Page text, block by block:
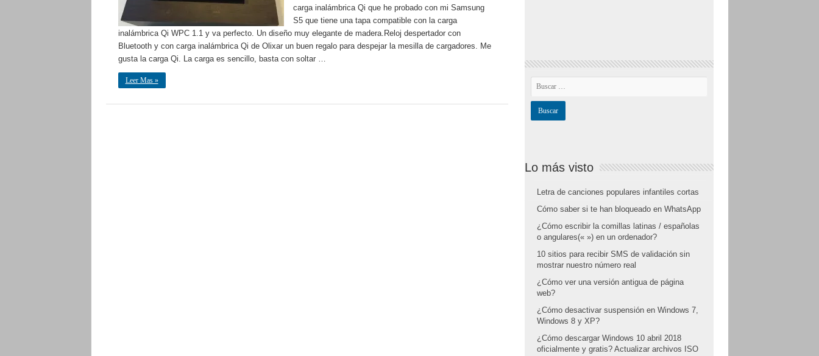
carga inalámbrica Qi que he probado con mi Samsung
S5 que tiene una tapa compatible con la carga
inalámbrica Qi WPC 1.1 y va perfecto. Un diseño muy elegante de madera.Reloj despertador con
Bluetooth y con carga inalámbrica Qi de Olixar un buen regalo para despejar la mesilla de cargadores. Me
gusta la carga Qi. La carga es sencillo, basta con soltar …
Leer Mas »
Lo más visto
Letra de canciones populares infantiles cortas
Cómo saber si te han bloqueado en WhatsApp
¿Cómo escribir la comillas latinas / españolas
o angulares(« ») en un ordenador?
10 sitios para recibir SMS de validación sin
mostrar nuestro número real
¿Cómo ver una versión antigua de página
web?
¿Cómo desactivar suspensión en Windows 7,
Windows 8 y XP?
¿Cómo descargar Windows 10 abril 2018
oficialmente y gratis? Actualizar archivos ISO